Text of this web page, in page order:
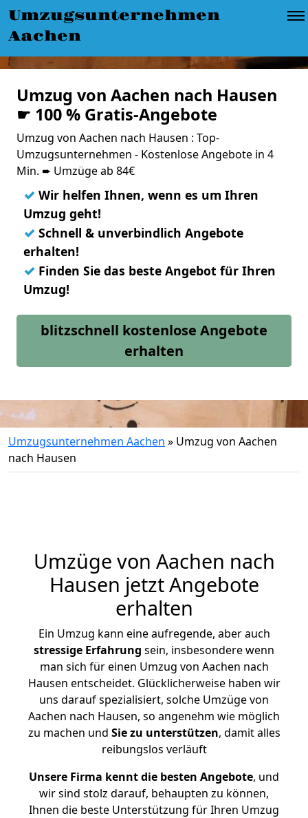
Umzugsunternehmen
Aachen
Umzug von Aachen nach Hausen
☛ 100 % Gratis-Angebote
Umzug von Aachen nach Hausen : Top-
Umzugsunternehmen - Kostenlose Angebote in 4
Min. ➨ Umzüge ab 84€
✓ Wir helfen Ihnen, wenn es um Ihren
Umzug geht!
✓ Schnell & unverbindlich Angebote
erhalten!
✓ Finden Sie das beste Angebot für Ihren
Umzug!
blitzschnell kostenlose Angebote
erhalten
Umzugsunternehmen Aachen » Umzug von Aachen
nach Hausen
Umzüge von Aachen nach
Hausen jetzt Angebote
erhalten
Ein Umzug kann eine aufregende, aber auch
stressige Erfahrung sein, insbesondere wenn
man sich für einen Umzug von Aachen nach
Hausen entscheidet. Glücklicherweise haben wir
uns darauf spezialisiert, solche Umzüge von
Aachen nach Hausen, so angenehm wie möglich
zu machen und Sie zu unterstützen, damit alles
reibungslos verläuft
Unsere Firma kennt die besten Angebote, und
wir sind stolz darauf, behaupten zu können,
Ihnen die beste Unterstützung für Ihren Umzug